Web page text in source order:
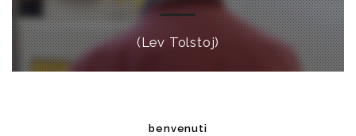
(Lev Tolstoj)
benvenuti